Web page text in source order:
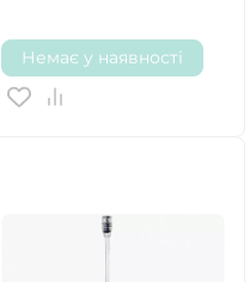
Немає у наявності